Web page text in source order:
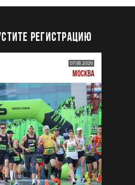
РЕГИСТРАЦИЮ
07.08.2026
МОСКВА